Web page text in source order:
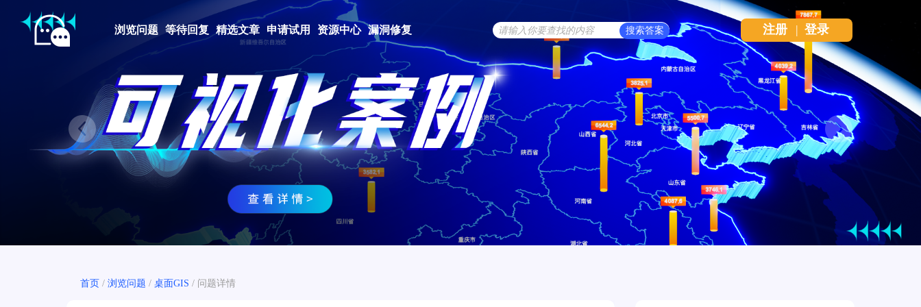
Next
Prev
浏览问题 等待回复 精选文章 申请试用 资源中心 漏洞修复 注册 | 登录
首页 / 浏览问题 / 桌面GIS / 问题详情